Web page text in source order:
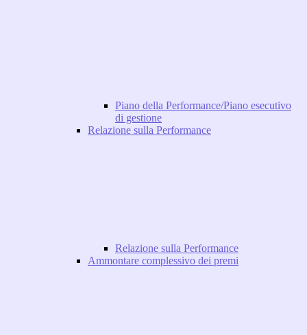
Piano della Performance/Piano esecutivo
di gestione
Relazione sulla Performance
Relazione sulla Performance
Ammontare complessivo dei premi